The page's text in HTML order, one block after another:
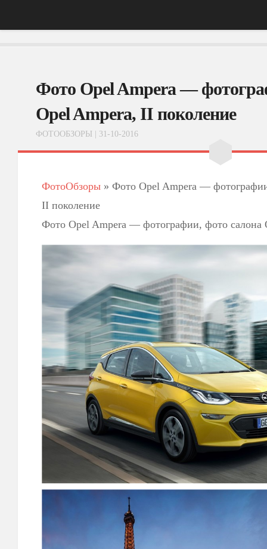
АвтоНовости
Тест-Драйв
ФотоОбзоры
ВидеоОбзоры
Фото Opel Ampera —
Opel Ampera, II поколение
ФОТООБЗОРЫ | 31-10-2016
ФотоОбзоры » Фото Opel Ampera —
II поколение
Фото Opel Ampera — фотографии, фото салона